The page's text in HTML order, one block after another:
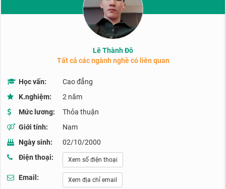
Lê Thành Đô
Tất cả các ngành nghề có liên quan
Học vấn:
Cao đẳng
K.nghiệm:
2 năm
Mức lương:
Thỏa thuận
Giới tính:
Nam
Ngày sinh:
02/10/2000
Điện thoại:
Xem số điện thoại
Email: Xem địa chỉ email